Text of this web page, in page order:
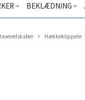
BEKLÆDNING
Hækkeklippere